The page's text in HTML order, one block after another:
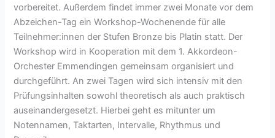
vorbereitet. Außerdem findet immer zwei Monate vor dem
Abzeichen-Tag ein Workshop-Wochenende für alle
Teilnehmer:innen der Stufen Bronze bis Platin statt. Der
Workshop wird in Kooperation mit dem 1. Akkordeon-
Orchester Emmendingen gemeinsam organisiert und
durchgeführt. An zwei Tagen wird sich intensiv mit den
Prüfungsinhalten sowohl theoretisch als auch praktisch
auseinandergesetzt. Hierbei geht es mitunter um
Notennamen, Taktarten, Intervalle, Rhythmus und